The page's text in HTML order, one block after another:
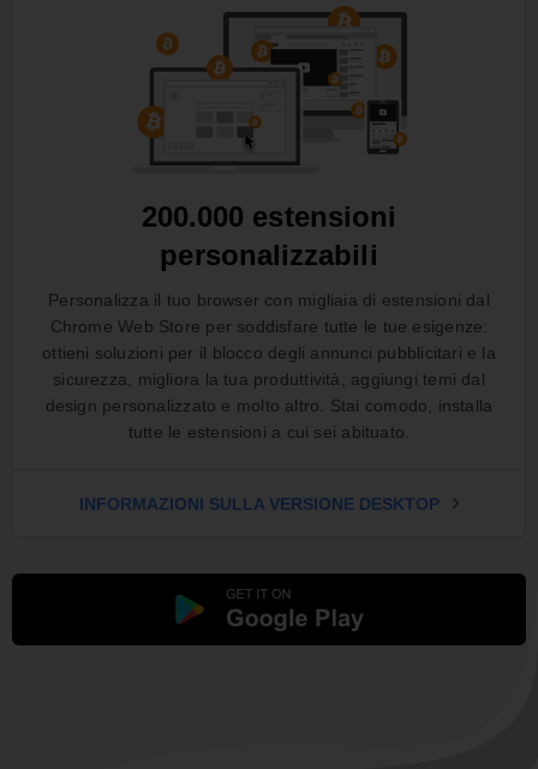
200.000 estensioni
personalizzabili
Personalizza il tuo browser con migliaia di estensioni dal
Chrome Web Store per soddisfare tutte le tue esigenze:
ottieni soluzioni per il blocco degli annunci pubblicitari e la
sicurezza, migliora la tua produttività, aggiungi temi dal
design personalizzato e molto altro. Stai comodo, installa
tutte le estensioni a cui sei abituato.
INFORMAZIONI SULLA VERSIONE DESKTOP